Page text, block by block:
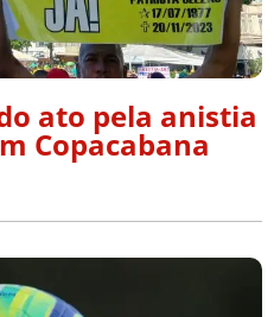
ato pela anistia
Copacabana